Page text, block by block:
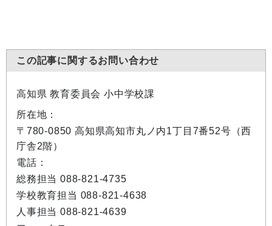
この記事に関するお問い合わせ
高知県 教育委員会 小中学校課
所在地：
〒780-0850 高知県高知市丸ノ内1丁目7番52号（西
庁舎2階）
電話：
総務担当 088-821-4735
学校教育担当 088-821-4638
人事担当 088-821-4639